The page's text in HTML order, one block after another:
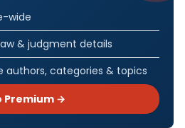
wide
& judgment details
authors, categories & topics
Premium →